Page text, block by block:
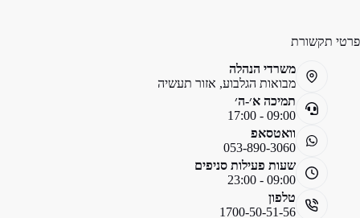
פרטי תקשורת
משרדי הנהלה
מבואות הגלבוע, אזור תעשיה
תמיכה א׳-ה׳
09:00 - 17:00
וואטסאפ
053-890-3060
שעות פעילות סניפים
09:00 - 23:00
טלפון
1700-50-51-56